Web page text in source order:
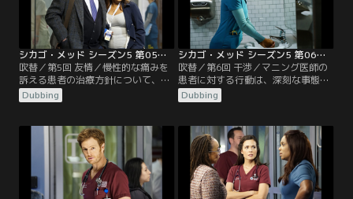
補佐の看護師をつけ、マギーは狼狽
える。
シカゴ・メッド シーズン5 第05話／吹替
吹替／第5回 友情／慢性的な痛みを
訴える患者の治療方針について、チ
ョイ医師とマルセル医師は意見が一
致しない。マギーについての噂が広
患者を担当するが、代替医療のみを
信じる両親は彼女の治療方針に難色
Dubbing
シカゴ・メッド シーズン5 第06話／吹替
吹替／第6回 干渉／マニング医師の
患者に対する行動は、深刻な事態を
招いている。エイプリルとノアは、
暴漢に襲われて怪我をした患者につ
師の元に、幼馴染が驚きの事実を告
げにやってくる。
Dubbing